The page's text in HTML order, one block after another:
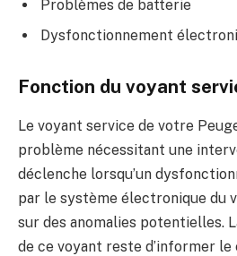
Problèmes de batterie
Dysfonctionnement
Fonction du voyant
Le voyant service de votre
problème nécessitant une
déclenche lorsqu’un
par le système électronique du
sur des anomalies potentielles.
de ce voyant reste d’informer